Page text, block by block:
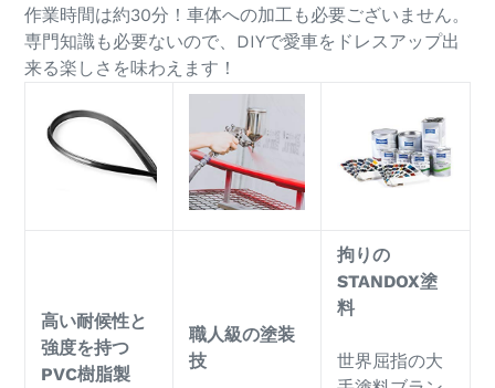
作業時間は約30分！車体への加工も必要ございません。
専門知識も必要ないので、DIYで愛車をドレスアップ出
来る楽しさを味わえます！
高い耐候性と
強度を持つ
PVC樹脂製
職人級の塗装
技
拘りの
STANDOX塗
料
世界屈指の大